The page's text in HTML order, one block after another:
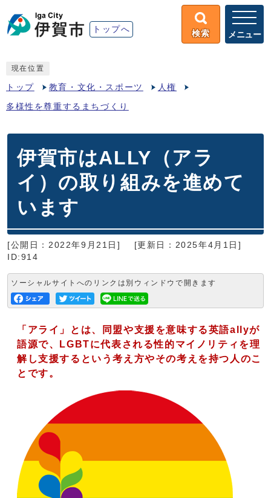
トップへ 検索 メニュー
現在位置
トップ 教育・文化・スポーツ 人権
多様性を尊重するまちづくり
伊賀市はALLY（アラ
イ）の取り組みを進めて
います
[公開日：2022年9月21日]
[更新日：2025年4月1日]
ID:914
ソーシャルサイトへのリンクは別ウィンドウで開きます
「アライ」とは、同盟や支援を意味する英語allyが
語源で、LGBTに代表される性的マイノリティを理
解し支援するという考え方やその考えを持つ人のこ
とです。